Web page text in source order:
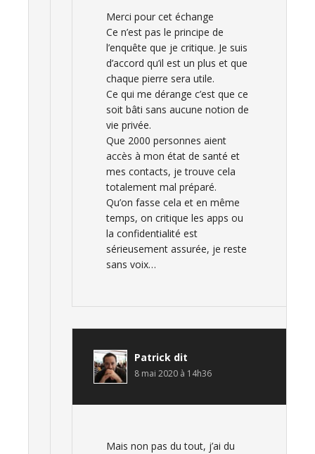
Merci pour cet échange
Ce n’est pas le principe de
l’enquête que je critique. Je suis
d’accord qu’il est un plus et que
chaque pierre sera utile.
Ce qui me dérange c’est que ce
soit bâti sans aucune notion de
vie privée.
Que 2000 personnes aient
accès à mon état de santé et
mes contacts, je trouve cela
totalement mal préparé.
Qu’on fasse cela et en même
temps, on critique les apps ou
la confidentialité est
sérieusement assurée, je reste
sans voix…
Patrick dit
8 mai 2020 à 14h36
Mais non pas du tout, j’ai du